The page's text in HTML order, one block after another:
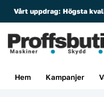
Vårt uppdrag: Högsta
Hem Kampanjer